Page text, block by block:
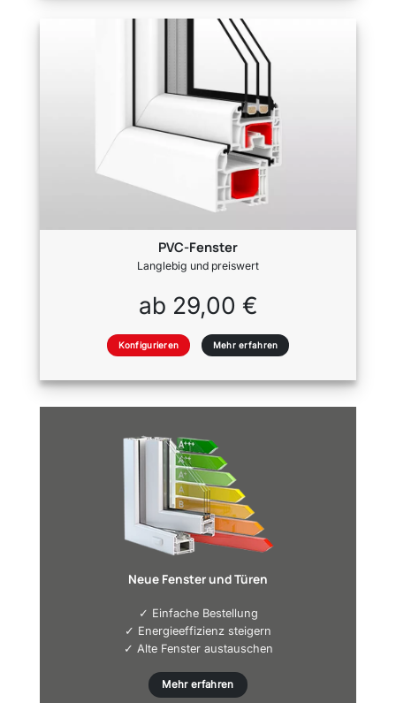
PVC-Fenster
Langlebig und preiswert
ab 29,00 €
Konfigurieren Mehr erfahren
Neue Fenster und Türen
✓ Einfache Bestellung
✓ Energieeffizienz steigern
✓ Alte Fenster austauschen
Mehr erfahren